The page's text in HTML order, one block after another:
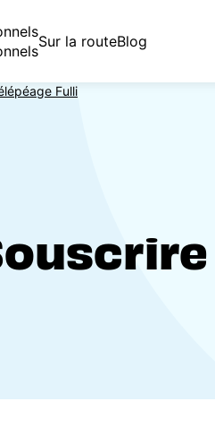
Sur la routeBlog
Fulli